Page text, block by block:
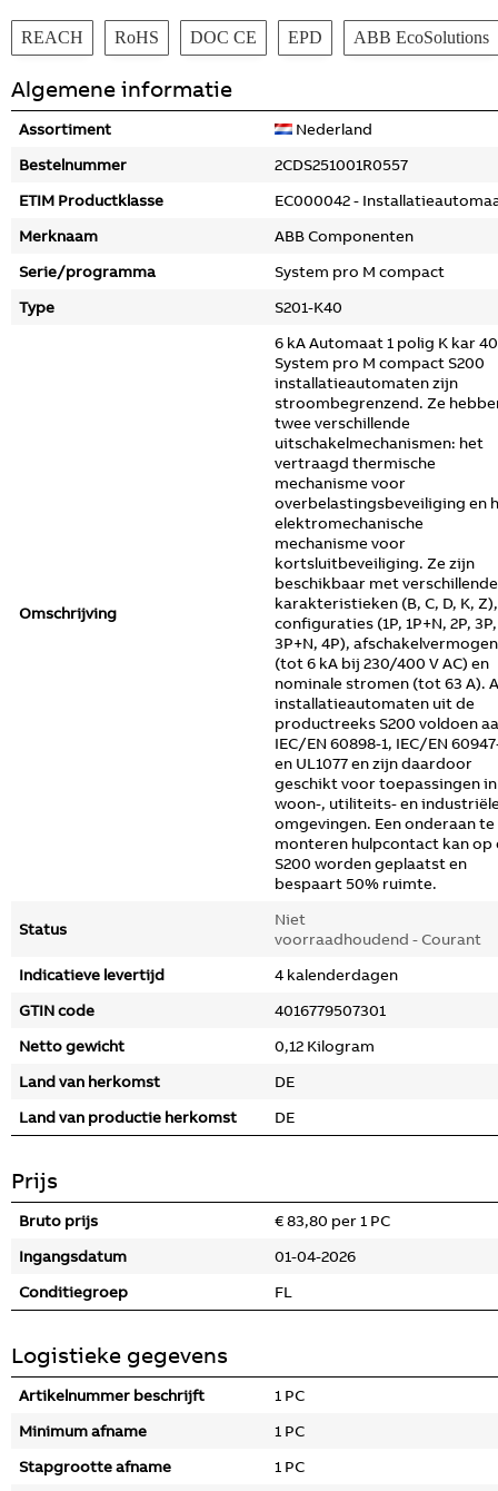
REACH RoHS DOC CE EPD ABB EcoSolutions
Algemene informatie
Assortiment
Nederland
Bestelnummer
2CDS251001R0557
ETIM Productklasse
EC000042 -
Merknaam
ABB Componenten
Serie/programma
System pro M compact
Type
S201-K40
Omschrijving
6 kA Automaat 1 polig K kar
System pro M compact S200
installatieautomaten zijn
stroombegrenzend. Ze
twee verschillende
uitschakelmechanismen: het
vertraagd thermische
mechanisme voor
overbelastingsbeveiliging en
elektromechanische
mechanisme voor
kortsluitbeveiliging. Ze zijn
beschikbaar met verschillende
karakteristieken (B, C, D, K, Z),
configuraties (1P, 1P+N, 2P, 3P,
3P+N, 4P),
(tot 6 kA bij 230/400 V AC) en
nominale stromen (tot 63 A).
installatieautomaten uit de
productreeks S200 voldoen
IEC/EN 60898-1, IEC/EN
en UL1077 en zijn daardoor
geschikt voor toepassingen in
woon-, utiliteits- en
omgevingen. Een onderaan te
monteren hulpcontact kan op
S200 worden geplaatst en
bespaart 50% ruimte.
Status
Niet
voorraadhoudend - Courant
Indicatieve levertijd
4 kalenderdagen
GTIN code
4016779507301
Netto gewicht
0,12 Kilogram
Land van herkomst
DE
Land van productie herkomst
DE
Prijs
Bruto prijs
€ 83,80 per 1 PC
Ingangsdatum
01-04-2026
Conditiegroep
FL
Logistieke gegevens
Artikelnummer beschrijft
1 PC
Minimum afname
1 PC
Stapgrootte afname
1 PC